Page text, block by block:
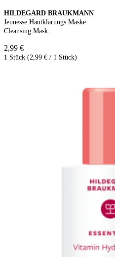
HILDEGARD BRAUKMANN
Jeunesse Hautklärungs Maske
Cleansing Mask
2,99 €
1 Stück (2,99 € / 1 Stück)